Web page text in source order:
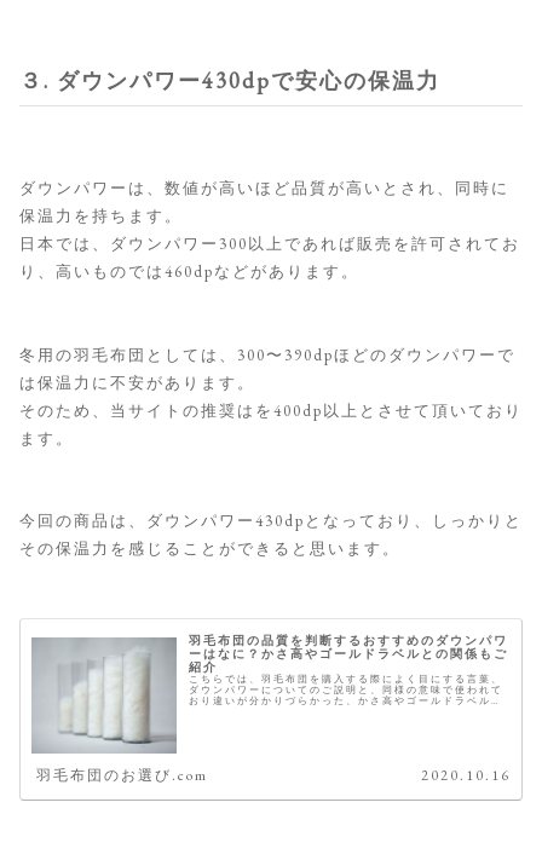
３. ダウンパワー430dpで安心の保温力
ダウンパワーは、数値が高いほど品質が高いとされ、同時に
保温力を持ちます。
日本では、ダウンパワー300以上であれば販売を許可されてお
り、高いものでは460dpなどがあります。
冬用の羽毛布団としては、300〜390dpほどのダウンパワーで
は保温力に不安があります。
そのため、当サイトの推奨はを400dp以上とさせて頂いており
ます。
今回の商品は、ダウンパワー430dpとなっており、しっかりと
その保温力を感じることができると思います。
羽毛布団の品質を判断するおすすめのダウンパワ
ーはなに？かさ高やゴールドラベルとの関係もご
紹介
こちらでは、羽毛布団を購入する際によく目にする言葉、
ダウンパワーについてのご説明と、同様の意味で使われて
おり違いが分かりづらかった、かさ高やゴールドラベルと
羽毛布団のお選び.com 2020.10.16